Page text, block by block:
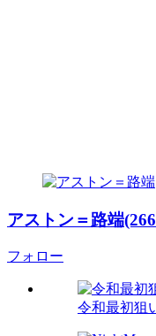
アストン＝路端
フォロー
令和最初狙